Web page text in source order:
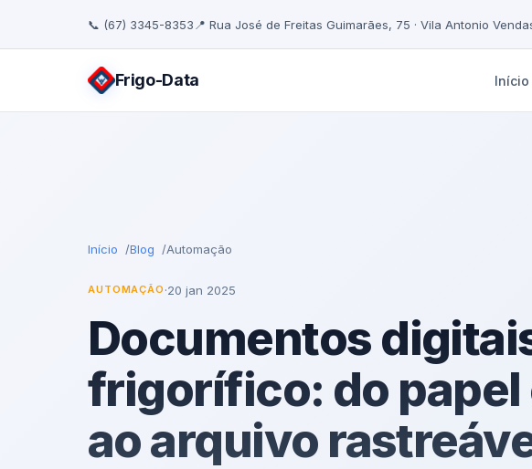
📞 (67) 3345-8353 📍 Rua José de Freitas Guimarães, 75 · Vila Antonio
Frigo-Data Início
Início Blog Automação
AUTOMAÇÃO ·20 jan 2025
Documentos
frigorífico: do
ao arquivo